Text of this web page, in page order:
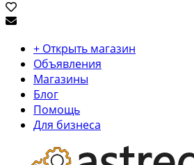
+ Открыть магазин
Объявления
Магазины
Блог
Помощь
Для бизнеса